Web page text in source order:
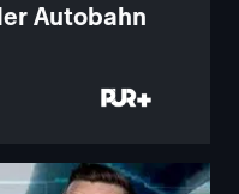
Autobahn